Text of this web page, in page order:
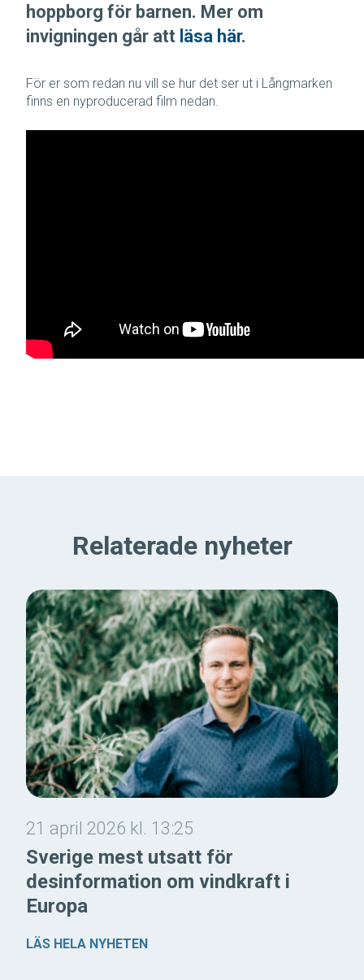
hoppborg för barnen. Mer om
invigningen går att läsa här.
För er som redan nu vill se hur det ser ut i Långmarken
finns en nyproducerad film nedan.
Relaterade nyheter
21 april 2026 kl. 13:25
Sverige mest utsatt för
desinformation om vindkraft i
Europa
LÄS HELA NYHETEN